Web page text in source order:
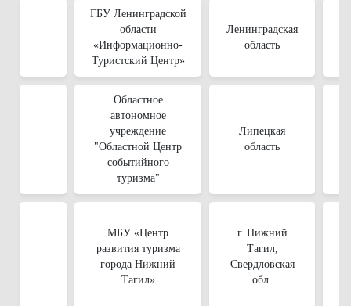
ГБУ Ленинградской
области
«Информационно-
Туристский Центр»
Ленинградская
область
Областное
автономное
учреждение
"Областной Центр
событийного
туризма"
Липецкая
область
МБУ «Центр
развития туризма
города Нижний
Тагил»
г. Нижний
Тагил,
Свердловская
обл.